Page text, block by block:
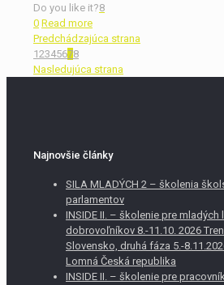
Do you like it?8
0 Read more
Predchádzajúca strana
12345678
Nasledujúca strana
Najnovšie články
SILA MLADÝCH 2 – školenia
parlamentov
INSIDE II. – školenie pre mladých
dobrovoľníkov 8.-11.10. 2026
Slovensko, druhá fáza 5.-
Lomná Česká republika
INSIDE II. – školenie pre